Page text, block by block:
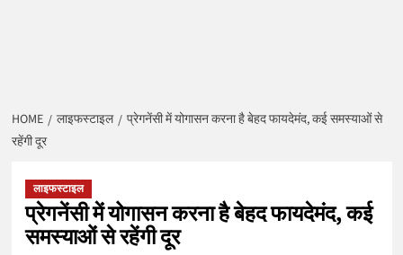
HOME लाइफस्टाइल
प्रेगनेंसी में योगासन करना है बेहद फायदेमंद, कई समस्‍याओं से
रहेंगी दूर
लाइफस्टाइल
प्रेगनेंसी में योगासन करना है बेहद फायदेमंद, कई
समस्‍याओं से रहेंगी दूर